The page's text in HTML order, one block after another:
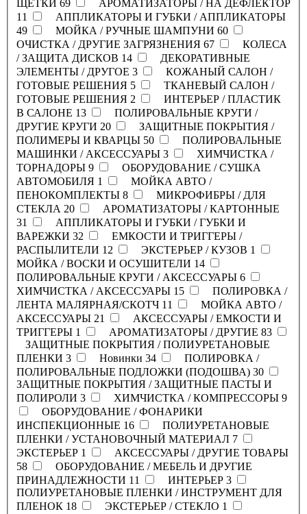
ЩЕТКИ 69
АРОМАТИЗАТОРЫ / НА ДЕФЛЕКТОР
11
АППЛИКАТОРЫ И ГУБКИ / АППЛИКАТОРЫ
49
МОЙКА / РУЧНЫЕ ШАМПУНИ 60
ОЧИСТКА / ДРУГИЕ ЗАГРЯЗНЕНИЯ 67
КОЛЕСА
/ ЗАЩИТА ДИСКОВ 14
ДЕКОРАТИВНЫЕ
ЭЛЕМЕНТЫ / ДРУГОЕ 3
КОЖАНЫЙ САЛОН /
ГОТОВЫЕ РЕШЕНИЯ 5
ТКАНЕВЫЙ САЛОН /
ГОТОВЫЕ РЕШЕНИЯ 2
ИНТЕРЬЕР / ПЛАСТИК
В САЛОНЕ 13
ПОЛИРОВАЛЬНЫЕ КРУГИ /
ДРУГИЕ КРУГИ 20
ЗАЩИТНЫЕ ПОКРЫТИЯ /
ПОЛИМЕРЫ И КВАРЦЫ 50
ПОЛИРОВАЛЬНЫЕ
МАШИНКИ / АКСЕССУАРЫ 3
ХИМЧИСТКА /
ТОРНАДОРЫ 9
ОБОРУДОВАНИЕ / СУШКА
АВТОМОБИЛЯ 1
МОЙКА АВТО /
ПЕНОКОМПЛЕКТЫ 8
МИКРОФИБРЫ / ДЛЯ
СТЕКЛА 20
АРОМАТИЗАТОРЫ / КАРТОННЫЕ
31
АППЛИКАТОРЫ И ГУБКИ / ГУБКИ И
ВАРЕЖКИ 32
ЕМКОСТИ И ТРИГГЕРЫ /
РАСПЫЛИТЕЛИ 12 ЭКСТЕРЬЕР / КУЗОВ 1
МОЙКА / ВОСКИ И ОСУШИТЕЛИ 14
ПОЛИРОВАЛЬНЫЕ КРУГИ / АКСЕССУАРЫ 6
ХИМЧИСТКА / АКСЕССУАРЫ 15
ПОЛИРОВКА /
ЛЕНТА МАЛЯРНАЯ/СКОТЧ 11
МОЙКА АВТО /
АКСЕССУАРЫ 21
АКСЕССУАРЫ / ЕМКОСТИ И
ТРИГГЕРЫ 1 АРОМАТИЗАТОРЫ / ДРУГИЕ 83
ЗАЩИТНЫЕ ПОКРЫТИЯ / ПОЛИУРЕТАНОВЫЕ
ПЛЕНКИ 3 Новинки 34
ПОЛИРОВКА /
ПОЛИРОВАЛЬНЫЕ ПОДЛОЖКИ (ПОДОШВА) 30
ЗАЩИТНЫЕ ПОКРЫТИЯ / ЗАЩИТНЫЕ ПАСТЫ И
ПОЛИРОЛИ 3 ХИМЧИСТКА / КОМПРЕССОРЫ 9
ОБОРУДОВАНИЕ / ФОНАРИКИ
ИНСПЕКЦИОННЫЕ 16
ПОЛИУРЕТАНОВЫЕ
ПЛЕНКИ / УСТАНОВОЧНЫЙ МАТЕРИАЛ 7
ЭКСТЕРЬЕР 1
АКСЕССУАРЫ / ДРУГИЕ ТОВАРЫ
58
ОБОРУДОВАНИЕ / МЕБЕЛЬ И ДРУГИЕ
ПРИНАДЛЕЖНОСТИ 11 ИНТЕРЬЕР 3
ПОЛИУРЕТАНОВЫЕ ПЛЕНКИ / ИНСТРУМЕНТ ДЛЯ
ПЛЕНОК 18 ЭКСТЕРЬЕР / СТЕКЛО 1